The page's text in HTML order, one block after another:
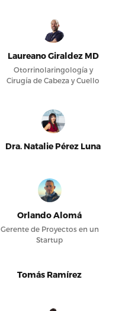
Laureano Giraldez MD
Otorrinolaringología y
Cirugía de Cabeza y Cuello
Dra. Natalie Pérez Luna
Orlando Alomá
Gerente de Proyectos en un
Startup
Tomás Ramírez